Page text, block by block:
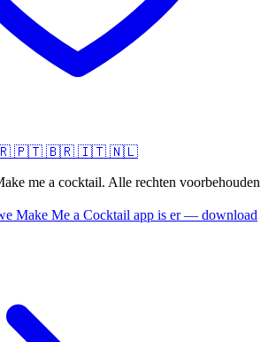
🇵🇹 🇧🇷 🇮🇹 🇳🇱
me a cocktail. Alle rechten voorbehouden
Make Me a Cocktail app is er — download